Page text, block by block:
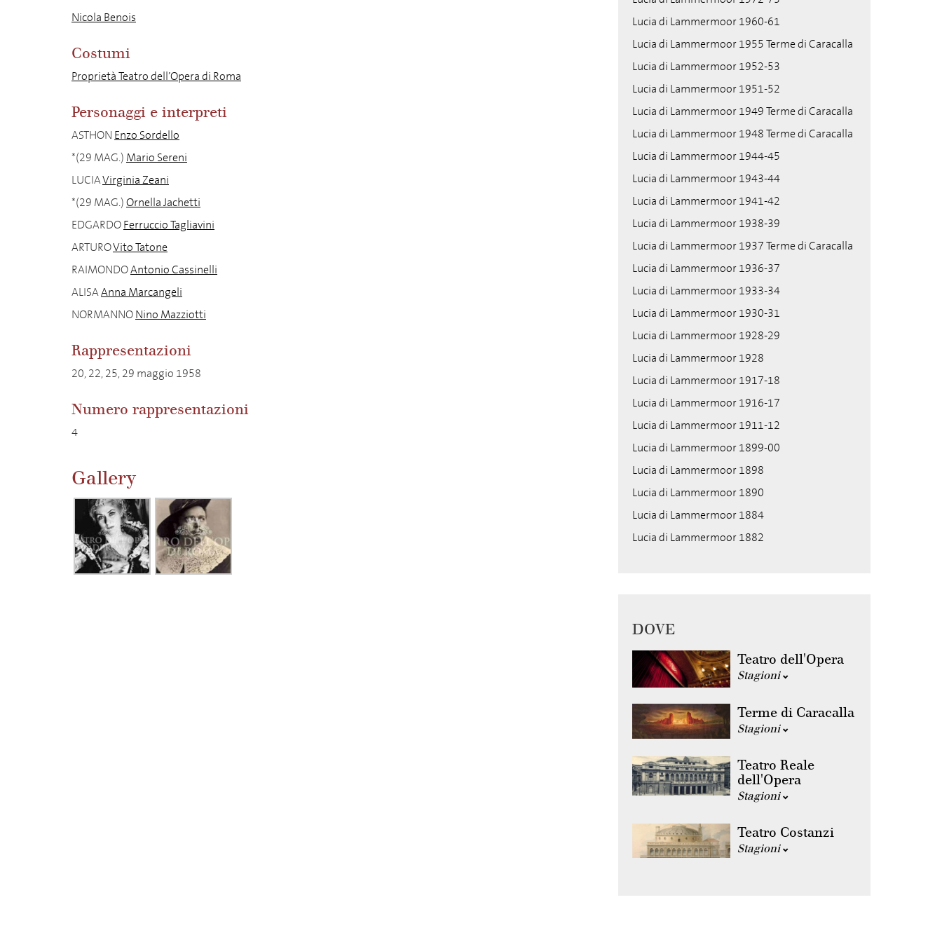
Nicola Benois
Costumi
Proprietà Teatro dell’Opera di Roma
Personaggi e interpreti
ASTHON Enzo Sordello
*(29 MAG.) Mario Sereni
LUCIAVirginia Zeani
*(29 MAG.)Ornella Jachetti
EDGARDOFerruccio Tagliavini
ARTUROVito Tatone
RAIMONDOAntonio Cassinelli
ALISAAnna Marcangeli
NORMANNONino Mazziotti
Rappresentazioni
20, 22, 25, 29 maggio 1958
Numero rappresentazioni
4
Gallery
Lucia di Lammermoor 1960-61
Lucia di Lammermoor 1955 Terme di Caracalla
Lucia di Lammermoor 1952-53
Lucia di Lammermoor 1951-52
Lucia di Lammermoor 1949 Terme di Caracalla
Lucia di Lammermoor 1948 Terme di Caracalla
Lucia di Lammermoor 1944-45
Lucia di Lammermoor 1943-44
Lucia di Lammermoor 1941-42
Lucia di Lammermoor 1938-39
Lucia di Lammermoor 1937 Terme di Caracalla
Lucia di Lammermoor 1936-37
Lucia di Lammermoor 1933-34
Lucia di Lammermoor 1930-31
Lucia di Lammermoor 1928-29
Lucia di Lammermoor 1928
Lucia di Lammermoor 1917-18
Lucia di Lammermoor 1916-17
Lucia di Lammermoor 1911-12
Lucia di Lammermoor 1899-00
Lucia di Lammermoor 1898
Lucia di Lammermoor 1890
Lucia di Lammermoor 1884
Lucia di Lammermoor 1882
DOVE
Teatro dell'Opera
Stagioni
Terme di Caracalla
Stagioni
Teatro Reale
dell'Opera
Stagioni
Teatro Costanzi
Stagioni